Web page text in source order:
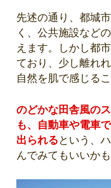
先述の通り、都城
く、公共施設など
えます。しかし都
ており、少し離れ
自然を肌で感じる
のどかな田舎風の
も、自動車や電車
出られる という、
んでみてもいいか